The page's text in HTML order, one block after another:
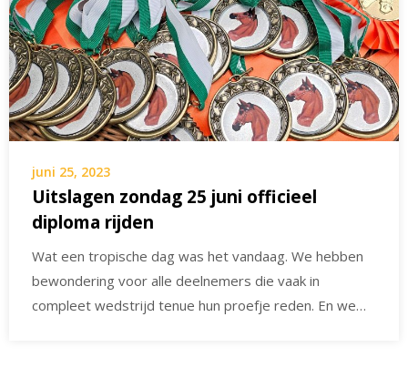
juni 25, 2023
Uitslagen zondag 25 juni officieel
diploma rijden
Wat een tropische dag was het vandaag. We hebben
bewondering voor alle deelnemers die vaak in
compleet wedstrijd tenue hun proefje reden. En we…